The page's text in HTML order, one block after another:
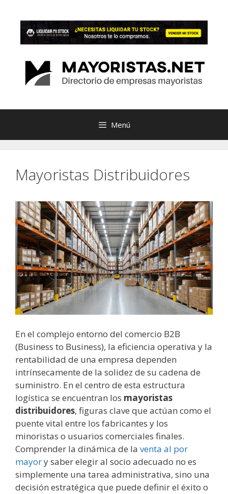
contenido
Menú
Mayoristas Distribuidores
En el complejo entorno del comercio B2B
(Business to Business), la eficiencia operativa y la
rentabilidad de una empresa dependen
intrínsecamente de la solidez de su cadena de
suministro. En el centro de esta estructura
logística se encuentran los mayoristas
distribuidores, figuras clave que actúan como el
puente vital entre los fabricantes y los
minoristas o usuarios comerciales finales.
Comprender la dinámica de la venta al por
mayory saber elegir al socio adecuado no es
simplemente una tarea administrativa, sino una
decisión estratégica que puede definir el éxito o